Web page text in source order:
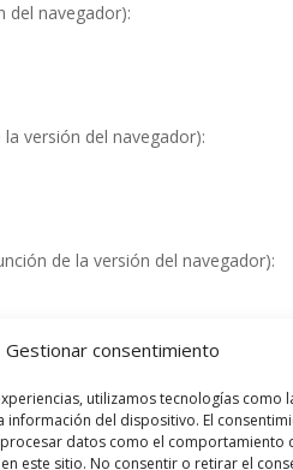
Gestionar consentimiento
utilizamos tecnologías como
información del dispositivo. El
datos como el comportamiento
este sitio. No consentir o retirar el
del navegador):
versión del navegador):
de la versión del navegador):